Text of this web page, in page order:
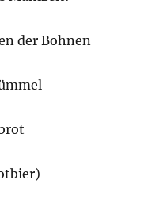
der Bohnen